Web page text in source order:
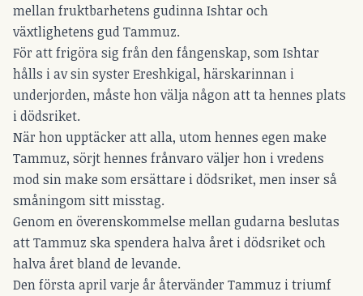
mellan fruktbarhetens gudinna Ishtar och
växtlighetens gud Tammuz.
För att frigöra sig från den fångenskap, som Ishtar
hålls i av sin syster Ereshkigal, härskarinnan i
underjorden, måste hon välja någon att ta hennes plats
i dödsriket.
När hon upptäcker att alla, utom hennes egen make
Tammuz, sörjt hennes frånvaro väljer hon i vredens
mod sin make som ersättare i dödsriket, men inser så
småningom sitt misstag.
Genom en överenskommelse mellan gudarna beslutas
att Tammuz ska spendera halva året i dödsriket och
halva året bland de levande.
Den första april varje år återvänder Tammuz i triumf